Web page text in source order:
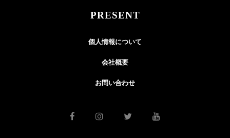
PRESENT
個人情報について
会社概要
お問い合わせ